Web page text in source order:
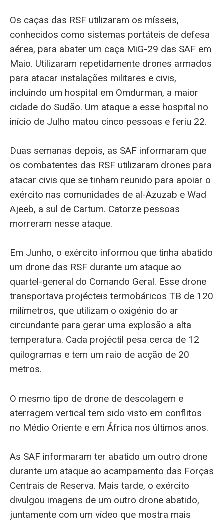
Os caças das RSF utilizaram os mísseis,
conhecidos como sistemas portáteis de defesa
aérea, para abater um caça MiG-29 das SAF em
Maio. Utilizaram repetidamente drones armados
para atacar instalações militares e civis,
incluindo um hospital em Omdurman, a maior
cidade do Sudão. Um ataque a esse hospital no
início de Julho matou cinco pessoas e feriu 22.
Duas semanas depois, as SAF informaram que
os combatentes das RSF utilizaram drones para
atacar civis que se tinham reunido para apoiar o
exército nas comunidades de al-Azuzab e Wad
Ajeeb, a sul de Cartum. Catorze pessoas
morreram nesse ataque.
Em Junho, o exército informou que tinha abatido
um drone das RSF durante um ataque ao
quartel-general do Comando Geral. Esse drone
transportava projécteis termobáricos TB de 120
milímetros, que utilizam o oxigénio do ar
circundante para gerar uma explosão a alta
temperatura. Cada projéctil pesa cerca de 12
quilogramas e tem um raio de acção de 20
metros.
O mesmo tipo de drone de descolagem e
aterragem vertical tem sido visto em conflitos
no Médio Oriente e em África nos últimos anos.
As SAF informaram ter abatido um outro drone
durante um ataque ao acampamento das Forças
Centrais de Reserva. Mais tarde, o exército
divulgou imagens de um outro drone abatido,
juntamente com um vídeo que mostra mais